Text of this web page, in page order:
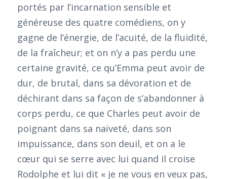
portés par l’incarnation sensible et
généreuse des quatre comédiens, on y
gagne de l’énergie, de l’acuité, de la fluidité,
de la fraîcheur; et on n’y a pas perdu une
certaine gravité, ce qu’Emma peut avoir de
dur, de brutal, dans sa dévoration et de
déchirant dans sa façon de s’abandonner à
corps perdu, ce que Charles peut avoir de
poignant dans sa naïveté, dans son
impuissance, dans son deuil, et on a le
cœur qui se serre avec lui quand il croise
Rodolphe et lui dit « je ne vous en veux pas,